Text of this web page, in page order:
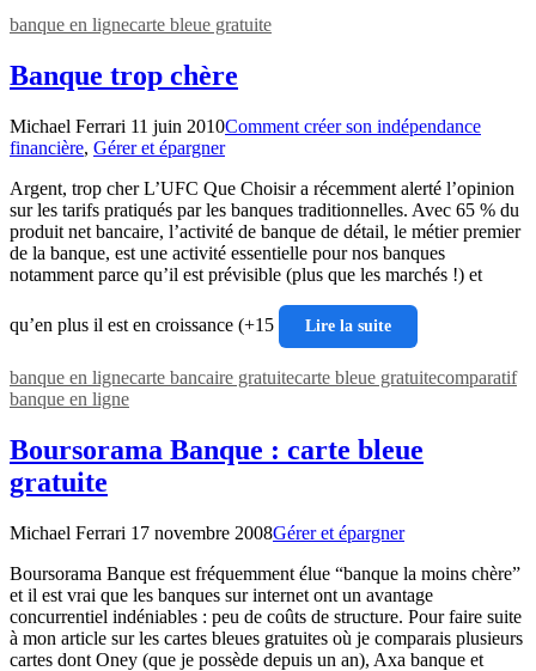
banque en lignecarte bleue gratuite
Banque trop chère
Michael Ferrari 11 juin 2010Comment créer son indépendance
financière, Gérer et épargner
Argent, trop cher L’UFC Que Choisir a récemment alerté l’opinion
sur les tarifs pratiqués par les banques traditionnelles. Avec 65 % du
produit net bancaire, l’activité de banque de détail, le métier premier
de la banque, est une activité essentielle pour nos banques
notamment parce qu’il est prévisible (plus que les marchés !) et
qu’en plus il est en croissance (+15 Lire la suite
banque en lignecarte bancaire gratuitecarte bleue gratuitecomparatif
banque en ligne
Boursorama Banque : carte bleue
gratuite
Michael Ferrari 17 novembre 2008Gérer et épargner
Boursorama Banque est fréquemment élue “banque la moins chère”
et il est vrai que les banques sur internet ont un avantage
concurrentiel indéniables : peu de coûts de structure. Pour faire suite
à mon article sur les cartes bleues gratuites où je comparais plusieurs
cartes dont Oney (que je possède depuis un an), Axa banque et